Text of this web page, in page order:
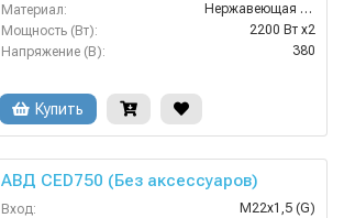
Материал:
Нержавеющая Сталь
Мощность (Вт):
2200 Вт x2
Напряжение (В):
380
Гарантия:
Купить
АВД CED750 (Без аксессуаров)
Вход:
M22х1,5 (G)